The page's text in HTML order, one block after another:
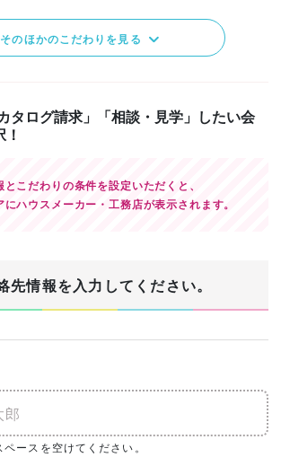
そのほかのこだわりを見る
タログ請求」「相談・見学」したい会
とこだわりの条件を設定いただくと、
ハウスメーカー・工務店が表示されます。
先情報を入力してください。
ースを空けてください。